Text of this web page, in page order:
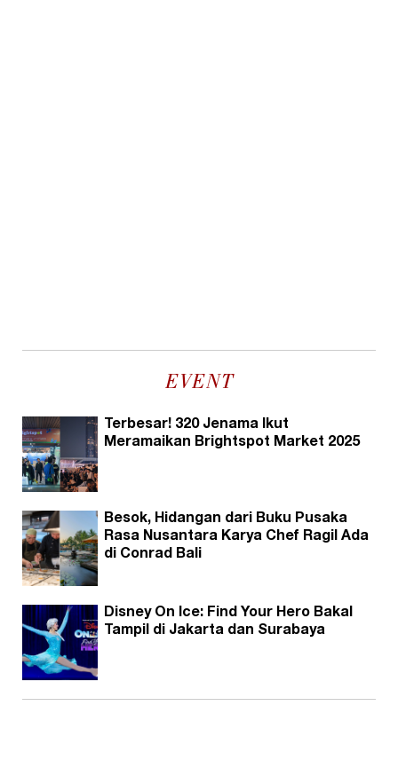
EVENT
Terbesar! 320 Jenama Ikut
Meramaikan Brightspot Market 2025
Besok, Hidangan dari Buku Pusaka
Rasa Nusantara Karya Chef Ragil Ada
di Conrad Bali
Disney On Ice: Find Your Hero Bakal
Tampil di Jakarta dan Surabaya